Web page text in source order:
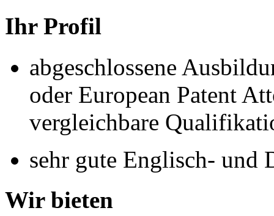
Ihr Profil
abgeschlossene
oder European Patent
vergleichbare
sehr gute Englisch- und
Wir bieten